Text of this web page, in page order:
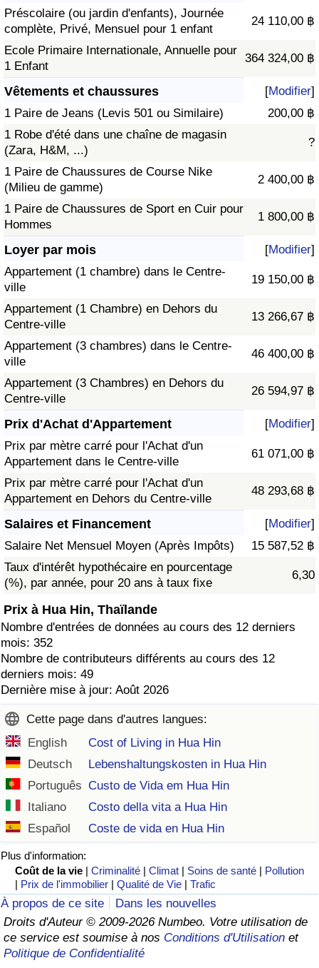
Préscolaire (ou jardin d'enfants), Journée
complète, Privé, Mensuel pour 1 enfant
24 110,00 ฿
Ecole Primaire Internationale, Annuelle pour
1 Enfant
364 324,00 ฿
Vêtements et chaussures [Modifier]
1 Paire de Jeans (Levis 501 ou Similaire)
200,00 ฿
1 Robe d'été dans une chaîne de magasin
(Zara, H&M, ...)
?
1 Paire de Chaussures de Course Nike
(Milieu de gamme)
2 400,00 ฿
1 Paire de Chaussures de Sport en Cuir pour
Hommes
1 800,00 ฿
Loyer par mois [Modifier]
Appartement (1 chambre) dans le Centre-
ville
19 150,00 ฿
Appartement (1 Chambre) en Dehors du
Centre-ville
13 266,67 ฿
Appartement (3 chambres) dans le Centre-
ville
46 400,00 ฿
Appartement (3 Chambres) en Dehors du
Centre-ville
26 594,97 ฿
Prix d'Achat d'Appartement [Modifier]
Prix par mètre carré pour l'Achat d'un
Appartement dans le Centre-ville
61 071,00 ฿
Prix par mètre carré pour l'Achat d'un
Appartement en Dehors du Centre-ville
48 293,68 ฿
Salaires et Financement [Modifier]
Salaire Net Mensuel Moyen (Après Impôts)
15 587,52 ฿
Taux d'intérêt hypothécaire en pourcentage
(%), par année, pour 20 ans à taux fixe
6,30
Prix à Hua Hin, Thaïlande
Nombre d'entrées de données au cours des 12 derniers
mois: 352
Nombre de contributeurs différents au cours des 12
derniers mois: 49
Dernière mise à jour: Août 2026
Cette page dans d'autres langues:
English
Cost of Living in Hua Hin
Deutsch
Lebenshaltungskosten in Hua Hin
Português Custo de Vida em Hua Hin
Italiano
Costo della vita a Hua Hin
Español
Coste de vida en Hua Hin
Plus d'information:
Coût de la vie |Criminalité |Climat | Soins de santé | Pollution
| Prix de l'immobilier |Qualité de Vie |Trafic
À propos de ce site
Dans les nouvelles
Droits d'Auteur © 2009-2026 Numbeo. Votre utilisation de
ce service est soumise à nos Conditions d'Utilisation et
Politique de Confidentialité